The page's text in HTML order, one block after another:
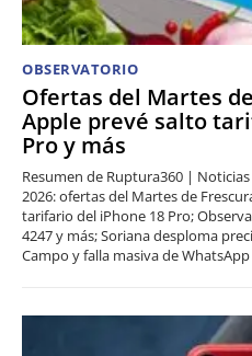
OBSERVATORIO
Ofertas del Martes
Apple prevé salto
Pro y más
Resumen de Ruptura360 |
2026: ofertas del Martes de
tarifario del iPhone 18 Pro;
4247 y más; Soriana desploma
Campo y falla masiva de